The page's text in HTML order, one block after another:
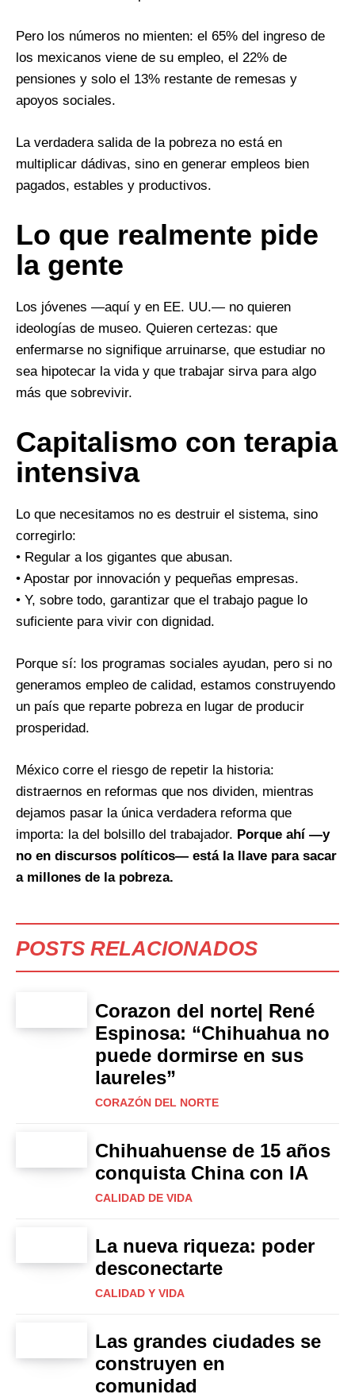
Pero los números no mienten: el 65% del ingreso de
los mexicanos viene de su empleo, el 22% de
pensiones y solo el 13% restante de remesas y
apoyos sociales.
La verdadera salida de la pobreza no está en
multiplicar dádivas, sino en generar empleos bien
pagados, estables y productivos.
Lo que realmente pide
la gente
Los jóvenes —aquí y en EE. UU.— no quieren
ideologías de museo. Quieren certezas: que
enfermarse no signifique arruinarse, que estudiar no
sea hipotecar la vida y que trabajar sirva para algo
más que sobrevivir.
Capitalismo con terapia
intensiva
Lo que necesitamos no es destruir el sistema, sino
corregirlo:
• Regular a los gigantes que abusan.
• Apostar por innovación y pequeñas empresas.
• Y, sobre todo, garantizar que el trabajo pague lo
suficiente para vivir con dignidad.
Porque sí: los programas sociales ayudan, pero si no
generamos empleo de calidad, estamos construyendo
un país que reparte pobreza en lugar de producir
prosperidad.
México corre el riesgo de repetir la historia:
distraernos en reformas que nos dividen, mientras
dejamos pasar la única verdadera reforma que
importa: la del bolsillo del trabajador. Porque ahí —y
no en discursos políticos— está la llave para sacar
a millones de la pobreza.
POSTS RELACIONADOS
Corazon del norte| René
Espinosa: “Chihuahua no
puede dormirse en sus
laureles”
CORAZÓN DEL NORTE
Chihuahuense de 15 años
conquista China con IA
CALIDAD DE VIDA
La nueva riqueza: poder
desconectarte
CALIDAD Y VIDA
Las grandes ciudades se
construyen en
comunidad